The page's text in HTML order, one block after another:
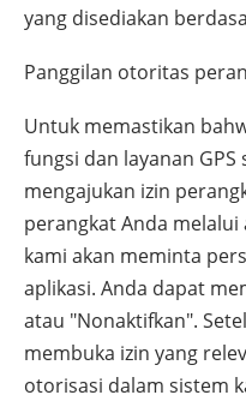
yang disediakan
Panggilan otoritas
Untuk memastikan
fungsi dan layanan
mengajukan izin
perangkat Anda
kami akan meminta
aplikasi. Anda dapat
atau "Nonaktifkan".
membuka izin yang
otorisasi dalam sistem